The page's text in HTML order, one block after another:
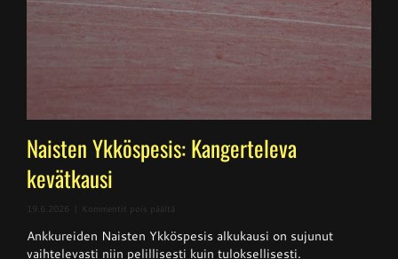
Naisten Ykköspesis: Kangerteleva
kevätkausi
19.6.2026 Kommentit pois päältä
Ykköspesis:
Kangerteleva
Ankkureiden Naisten Ykköspesis alkukausi on sujunut
vaihtelevasti niin pelillisesti kuin tuloksellisesti.